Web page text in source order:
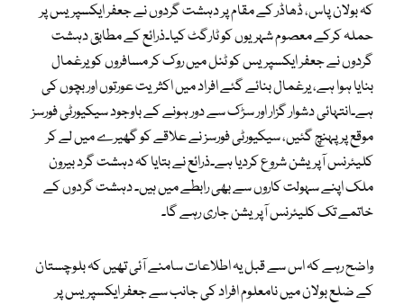
کہ بولان پاس، ڈھاڈر کے مقام پر دہشت گردوں نے جعفر ایکسپریس پر
حملہ کرکے معصوم شہریوں کو ٹارگٹ کیا۔ذرائع کے مطابق دہشت
گردوں نے جعفر ایکسپریس کو ٹنل میں روک کر مسافروں کو یرغمال
بنایا ہوا ہے، یرغمال بنائے گئے افراد میں اکثریت عورتوں اور بچوں کی
ہے۔انتہائی دشوار گزار اور سڑک سے دور ہونے کے باوجود سیکیورٹی فورسز
موقع پر پہنچ گئیں، سیکیورٹی فورسز نے علاقے کو گھیرے میں لے کر
کلیئرنس آپریشن شروع کردیا ہے۔ذرائع نے بتایا کہ دہشت گرد بیرون
ملک اپنے سہولت کاروں سے بھی رابطے میں ہیں۔ دہشت گردوں کے
خاتمے تک کلیئرنس آپریشن جاری رہے گا۔
واضح رہے کہ اس سے قبل یہ اطلاعات سامنے آئی تھیں کہ بلوچستان
کے ضلع بولان میں نامعلوم افراد کی جانب سے جعفر ایکسپریس پر